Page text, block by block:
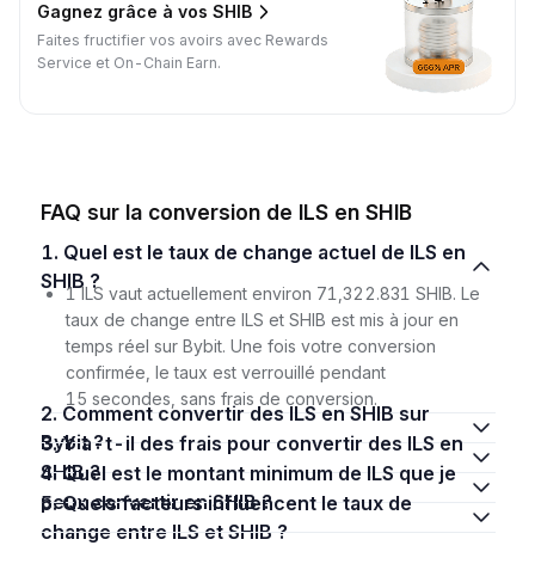
Gagnez grâce à vos SHIB
Faites fructifier vos avoirs avec Rewards
Service et On-Chain Earn.
FAQ sur la conversion de ILS en SHIB
1. Quel est le taux de change actuel de ILS en
SHIB ?
1 ILS vaut actuellement environ 71,322.831 SHIB. Le
taux de change entre ILS et SHIB est mis à jour en
temps réel sur Bybit. Une fois votre conversion
confirmée, le taux est verrouillé pendant
15 secondes, sans frais de conversion.
2. Comment convertir des ILS en SHIB sur
Bybit ?
3. Y a-t-il des frais pour convertir des ILS en
SHIB ?
4. Quel est le montant minimum de ILS que je
peux convertir en SHIB ?
5. Quels facteurs influencent le taux de
change entre ILS et SHIB ?